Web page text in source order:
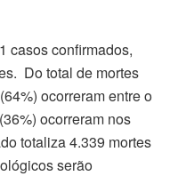
casos confirmados,
Do total de mortes
ocorreram entre o
ocorreram nos
totaliza 4.339 mortes
serão